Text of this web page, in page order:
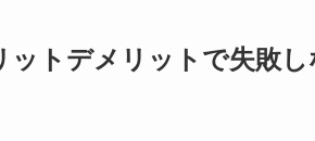
ットデメリットで失敗